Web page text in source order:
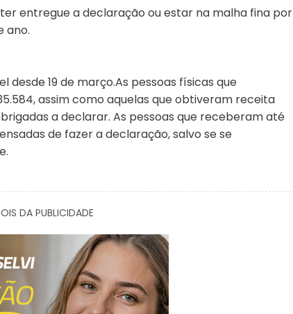
entregue a declaração ou estar na malha fina por
ano.
desde 19 de março.As pessoas físicas que
assim como aquelas que obtiveram receita
a declarar. As pessoas que receberam até
de fazer a declaração, salvo se se
DA PUBLICIDADE